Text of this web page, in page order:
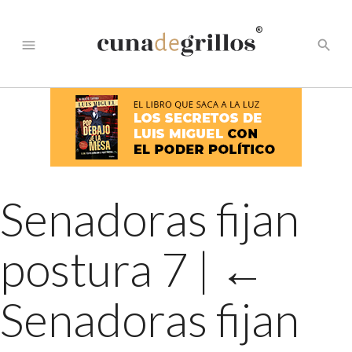
menu
®
search
Senadoras fijan
postura 7 | ←
Senadoras fijan